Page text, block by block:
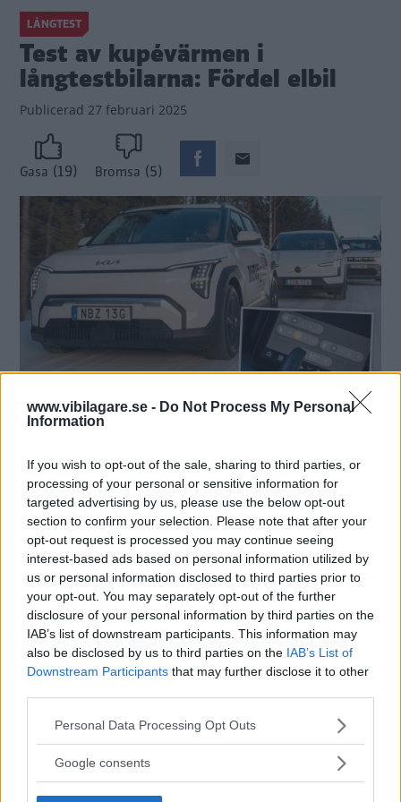
www.vibilagare.se - Do Not Process My Personal
Information
If you wish to opt-out of the sale, sharing to third parties, or
processing of your personal or sensitive information for
targeted advertising by us, please use the below opt-out
section to confirm your selection. Please note that after your
opt-out request is processed you may continue seeing
interest-based ads based on personal information utilized by
us or personal information disclosed to third parties prior to
your opt-out. You may separately opt-out of the further
disclosure of your personal information by third parties on the
IAB’s list of downstream participants. This information may
also be disclosed by us to third parties on the IAB’s List of
Downstream Participants that may further disclose it to other
Please note that this website/app uses one or more Google
not limited to your visit or usage behaviour. You may click to
use your data for below specified purposes in below Google
Personal Data Processing Opt Outs
Google consents
LÅNGTEST
Test av kupévärmen i
långtestbilarna: Fördel elbil
Publicerad 27 februari 2025
Gasa (19) Bromsa (5)
Elbilarna har en stor fördel när vi testar kupévärmen
Text
Nils Svärd
Fotograf
Fredrik Diits Vikström
DIGITAL PRENUMERATION